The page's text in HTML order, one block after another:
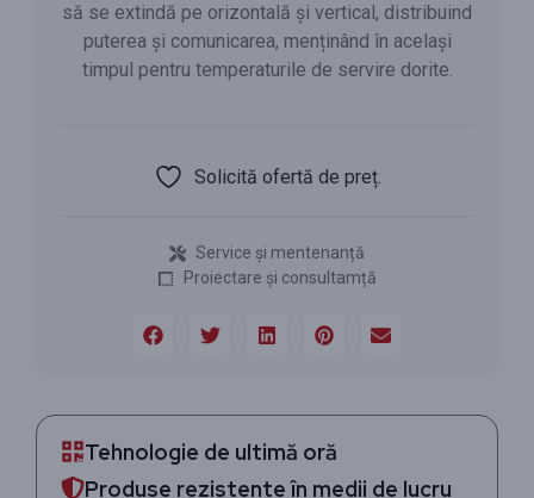
să se extindă pe orizontală și vertical, distribuind
puterea și comunicarea, menținând în același
timpul pentru temperaturile de servire dorite.
Solicită ofertă de preț.
Service și mentenanță
Proiectare și consultamță
Tehnologie de ultimă oră
Produse rezistente în medii de lucru